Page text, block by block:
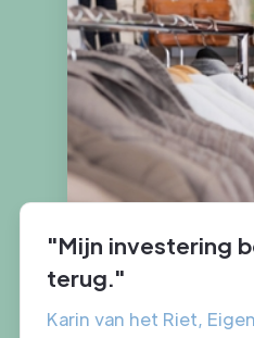
"Mijn investering
terug."
Karin van het Riet,